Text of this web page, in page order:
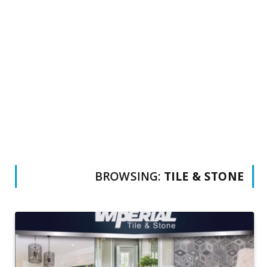
BROWSING: TILE & STONE